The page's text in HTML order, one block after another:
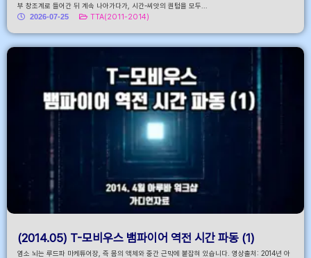
부 창조계로 들어간 뒤 계속 나아가다가, 시간-씨앗의 퀀텀을 모두...
2026-07-25
TTA(2011-2014)
(2014.05) T-모비우스 뱀파이어 역전 시간 파동 (1)
염소 뇌는 루드파 마케튜어장, 즉 몸의 액체와 중간 근막에 붙잡혀 있습니다. 영상출처: 2014년 아